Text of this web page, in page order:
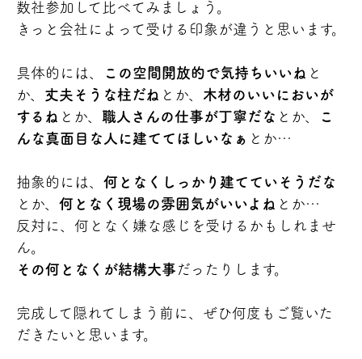
数社参加して比べてみましょう。
きっと会社によって受ける印象が違うと思います。
具体的には、 この空間開放的で気持ちいいね と
か、 丈夫そうな柱だね とか、 木材のいいにおいが
するね とか、 職人さんの仕事が丁寧だな とか、
こ
んな真面目な人に建ててほしいなぁ とか…
抽象的には、 何となくしっかり建てていそうだな
とか、 何となく現場の雰囲気がいいよね とか…
反対に、何となく嫌な感じを受けるかもしれませ
ん。
その何となくが結構大事 だったりします。
完成して隠れてしまう前に、ぜひ何度もご覧いた
だきたいと思います。